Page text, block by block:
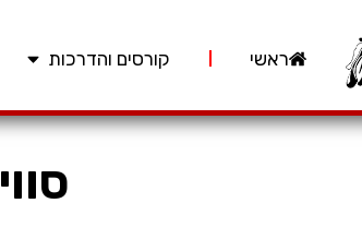
ראשי קורסים והדרכות